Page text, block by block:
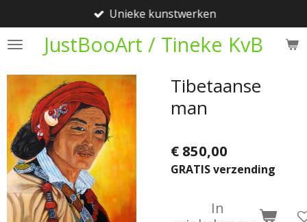
direct
naar
hoofdinhoud
JustBooArt / Tineke KvB
Unieke kunstwerken
Tibetaanse
man
€ 850,00
GRATIS verzending
In